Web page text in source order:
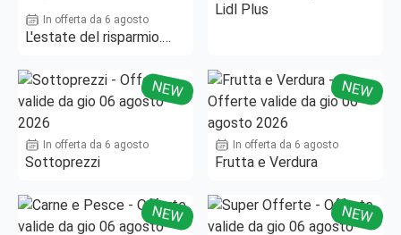
In offerta da 6 agosto
L'estate del risparmio.
Lidl Plus
NEW
In offerta da 6 agosto
Sottoprezzi
NEW
In offerta da 6 agosto
Frutta e Verdura
NEW NEW